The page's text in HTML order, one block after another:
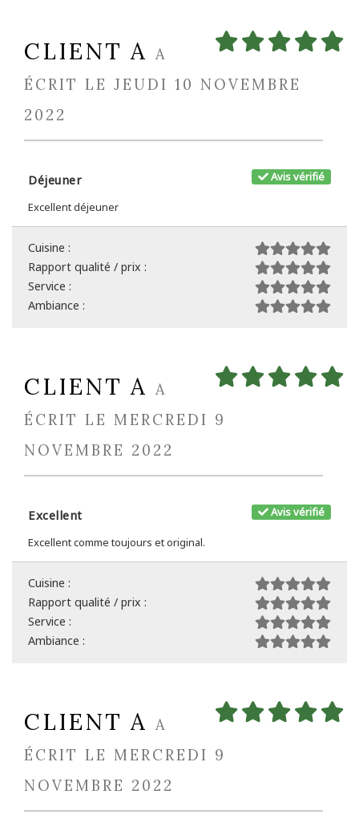
CLIENT A A
ÉCRIT LE JEUDI 10 NOVEMBRE
2022
Avis vérifié
Déjeuner
Excellent déjeuner
Cuisine :
Rapport qualité / prix :
Service :
Ambiance :
CLIENT A A
ÉCRIT LE MERCREDI 9
NOVEMBRE 2022
Avis vérifié
Excellent
Excellent comme toujours et original.
Cuisine :
Rapport qualité / prix :
Service :
Ambiance :
CLIENT A A
ÉCRIT LE MERCREDI 9
NOVEMBRE 2022